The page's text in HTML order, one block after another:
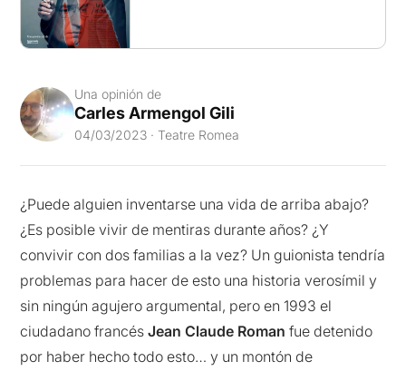
Una opinión de
Carles Armengol Gili
04/03/2023 · Teatre Romea
¿Puede alguien inventarse una vida de arriba abajo?
¿Es posible vivir de mentiras durante años? ¿Y
convivir con dos familias a la vez? Un guionista tendría
problemas para hacer de esto una historia verosímil y
sin ningún agujero argumental, pero en 1993 el
ciudadano francésJean Claude Roman fue detenido
por haber hecho todo esto… y un montón de